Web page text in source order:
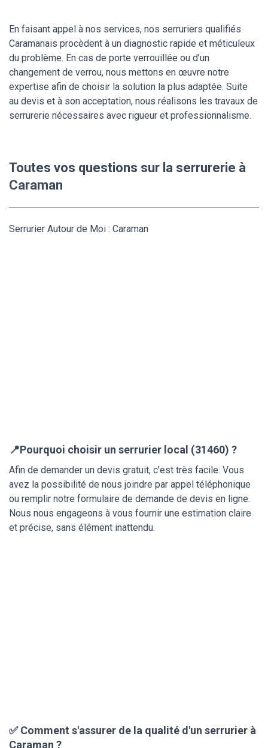
En faisant appel à nos services, nos serruriers qualifiés
Caramanais procèdent à un diagnostic rapide et méticuleux
du problème. En cas de porte verrouillée ou d’un
changement de verrou, nous mettons en œuvre notre
expertise afin de choisir la solution la plus adaptée. Suite
au devis et à son acceptation, nous réalisons les travaux de
serrurerie nécessaires avec rigueur et professionnalisme.
Toutes vos questions sur la serrurerie à
Caraman
Serrurier Autour de Moi : Caraman
📍Pourquoi choisir un serrurier local (31460) ?
Afin de demander un devis gratuit, c'est très facile. Vous
avez la possibilité de nous joindre par appel téléphonique
ou remplir notre formulaire de demande de devis en ligne.
Nous nous engageons à vous fournir une estimation claire
et précise, sans élément inattendu.
✅ Comment s'assurer de la qualité d'un serrurier à
Caraman ?